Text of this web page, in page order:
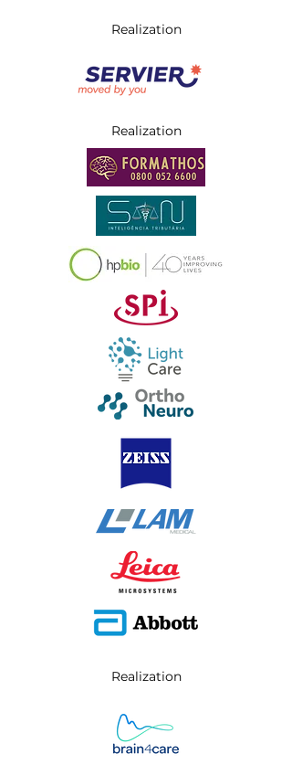
Realization
Realization
Realization